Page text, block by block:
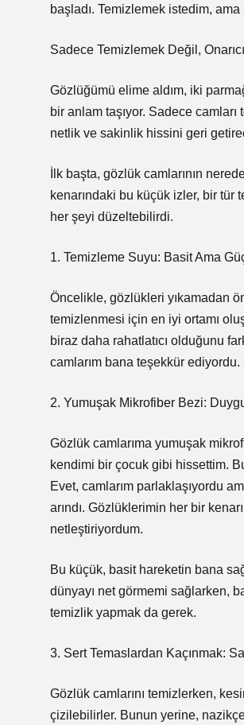
başladı. Temizlemek istedim, ama
Sadece Temizlemek Değil,
Gözlüğümü elime aldım, iki
bir anlam taşıyor. Sadece
netlik ve sakinlik hissini geri
İlk başta, gözlük camlarının
kenarındaki bu küçük izler, bir tür
her şeyi düzeltebilirdi.
1. Temizleme Suyu: Basit Ama
Öncelikle, gözlükleri yıkamadan
temizlenmesi için en iyi ortamı
biraz daha rahatlatıcı olduğunu
camlarım bana teşekkür
2. Yumuşak Mikrofiber Bezi:
Gözlük camlarıma yumuşak
kendimi bir çocuk gibi hissettim.
Evet, camlarım parlaklaşıyordu
arındı. Gözlüklerimin her bir
netleştiriyordum.
Bu küçük, basit hareketin bana
dünyayı net görmemi sağlarken,
temizlik yapmak da gerek.
3. Sert Temaslardan Kaçınmak:
Gözlük camlarını temizlerken,
çizilebilirler. Bunun yerine,